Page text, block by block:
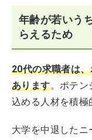
年齢が若いう
らえるため
20代の求職者は
あります。ポテン
込める人材を積極
大学を中退したニ